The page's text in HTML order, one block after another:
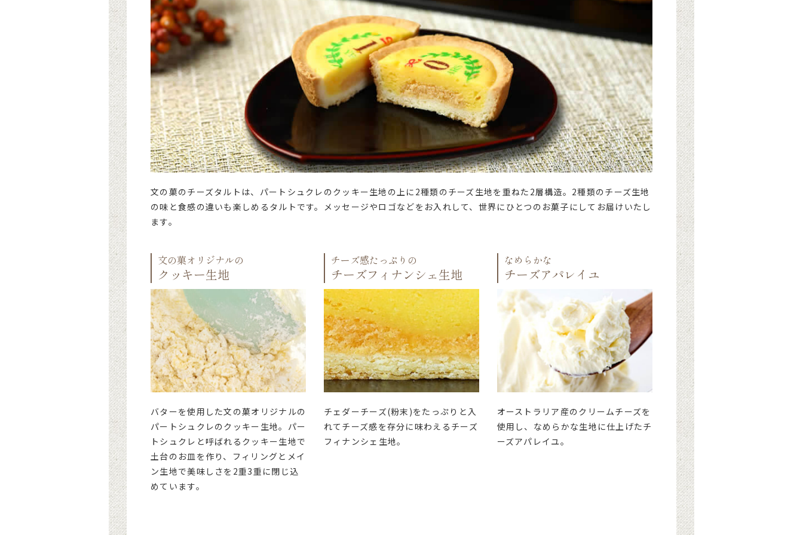
文の菓のチーズタルトは、パートシュクレのクッキー生地の上に2種類のチーズ生地を重ねた2層構造。2種類のチーズ生地
の味と食感の違いも楽しめるタルトです。メッセージやロゴなどをお入れして、世界にひとつのお菓子にしてお届けいたし
ます。
文の菓オリジナルの
クッキー生地
バターを使用した文の菓オリジナルの
パートシュクレのクッキー生地。パー
トシュクレと呼ばれるクッキー生地で
土台のお皿を作り、フィリングとメイ
ン生地で美味しさを2重3重に閉じ込
めています。
チーズ感たっぷりの
チーズフィナンシェ生地
チェダーチーズ(粉末)をたっぷりと入
れてチーズ感を存分に味わえるチーズ
フィナンシェ生地。
なめらかな
チーズアパレイユ
オーストラリア産のクリームチーズを
使用し、なめらかな生地に仕上げたチ
ーズアパレイユ。